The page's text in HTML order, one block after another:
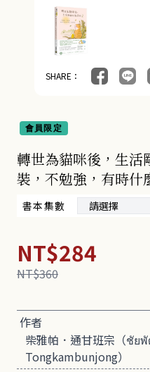
SHARE：
會員限定
轉世為貓咪後，生活
裝，不勉強，有時什
書本集數
NT$284
NT$360
作者
柴雅帕．通甘班宗（ชัย
Tongkambunjong）